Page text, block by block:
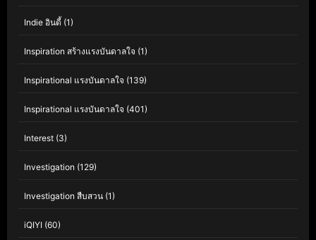
Indie อินดี้ (1)
Inspiration สร้างแรงบันดาลใจ (1)
Inspirational แรงบันดาลใจ (139)
Inspirational แรงบันดาลใจ (401)
Interest (3)
Investigation (129)
Investigation สืบสวน (1)
iQIYI (60)